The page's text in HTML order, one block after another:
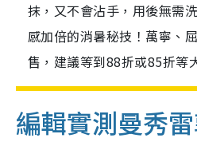
抹，又不會沾手，用後無需
感加倍的消暑秘技！萬寧、
售，建議等到88折或85折等
編輯實測曼秀